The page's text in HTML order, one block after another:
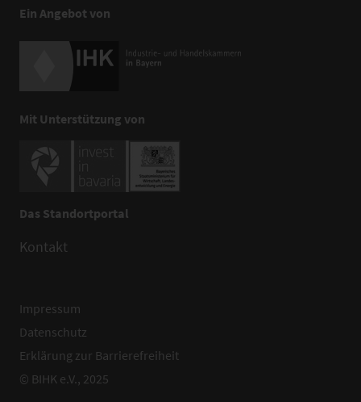
Ein Angebot von
Mit Unterstützung von
Das Standortportal
Kontakt
Impressum
Datenschutz
Erklärung zur Barrierefreiheit
© BIHK e.V., 2025